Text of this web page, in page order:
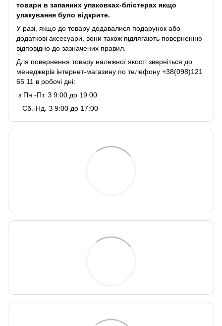
товари в запаяних упаковках-блістерах якщо
упакування було відкрите.
У разі, якщо до товару додавалися подарунок або
додаткові аксесуари, вони також підлягають поверненню
відповідно до зазначених правил.
Для повернення товару належної якості зверніться до
менеджерів інтернет-магазину по телефону +38(098)121
65 11 в робочі дні:
з Пн.-Пт. З 9:00 до 19:00
Сб.-Нд. З 9:00 до 17:00